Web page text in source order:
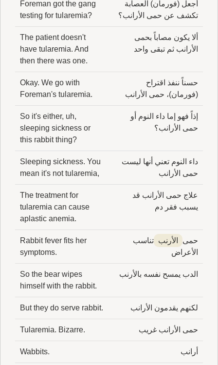
أجعل (فورمان) العصابة
تكشف عن حمى الأرانب؟
Foreman got the gang
testing for tularemia?
ألا يكون مصاباً بحمى
الأرانب ثم تبقى واحد
The patient doesn't
have tularemia. And
then there was one.
حسناً ننفذ اقتراح
(فورمان)، حمى الأرانب
Okay. We go with
Foreman's tularemia.
إذاً فهو إما داء النوم أو
حمى الأرانب؟
So it's either, uh,
sleeping sickness or
this rabbit thing?
داء النوم تعني أنها ليست
حمى الأرانب
Sleeping sickness. You
mean it's not tularemia,
علاج حمى الأرانب قد
يسبب فقر دم
The treatment for
tularemia can cause
aplastic anemia.
حمى الأرنب تناسب
الأعراض
Rabbit fever fits her
symptoms.
الدب يمسح نفسه بالأرنب
So the bear wipes
himself with the rabbit.
لكنهم يقدمون الأرانب But they do serve rabbit.
حمى الأرانب غريب Tularemia. Bizarre.
أرانب Wabbits.